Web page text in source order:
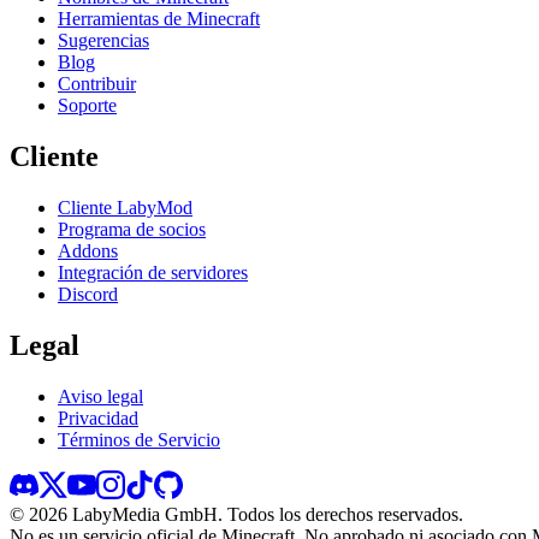
Herramientas de Minecraft
Sugerencias
Blog
Contribuir
Soporte
Cliente
Cliente LabyMod
Programa de socios
Addons
Integración de servidores
Discord
Legal
Aviso legal
Privacidad
Términos de Servicio
© 2026 LabyMedia GmbH. Todos los derechos reservados.